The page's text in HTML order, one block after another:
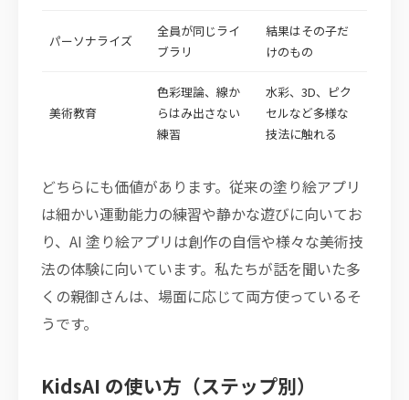
パーソナライズ
全員が同じライ
ブラリ
結果はその子だ
けのもの
美術教育
色彩理論、線か
らはみ出さない
練習
水彩、3D、ピク
セルなど多様な
技法に触れる
どちらにも価値があります。従来の塗り絵アプリ
は細かい運動能力の練習や静かな遊びに向いてお
り、AI 塗り絵アプリは創作の自信や様々な美術技
法の体験に向いています。私たちが話を聞いた多
くの親御さんは、場面に応じて両方使っているそ
うです。
KidsAI の使い方（ステップ別）